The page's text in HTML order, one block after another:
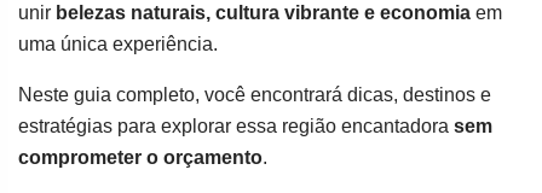
unir belezas naturais, cultura vibrante e economia em
uma única experiência.
Neste guia completo, você encontrará dicas, destinos e
estratégias para explorar essa região encantadora sem
comprometer o orçamento.